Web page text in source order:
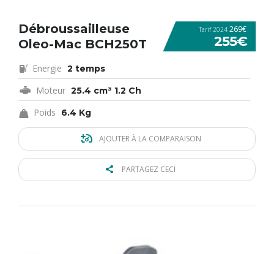
Tarif 2024 269€
255€
Débroussailleuse
Oleo-Mac BCH250T
Energie 2 temps
Moteur 25.4 cm³ 1.2 Ch
Poids 6.4 Kg
AJOUTER À LA COMPARAISON
PARTAGEZ CECI